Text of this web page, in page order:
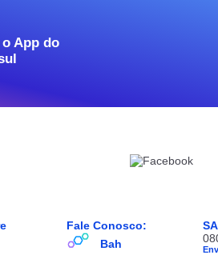
App do
Fale Conosco:
Bah